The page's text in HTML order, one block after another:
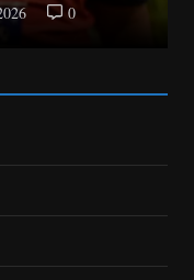
8 de agosto de 2026